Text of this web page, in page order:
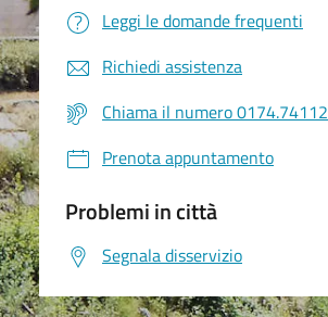
Leggi le domande frequenti
Richiedi assistenza
Chiama il numero 0174.74112
Prenota appuntamento
Problemi in città
Segnala disservizio